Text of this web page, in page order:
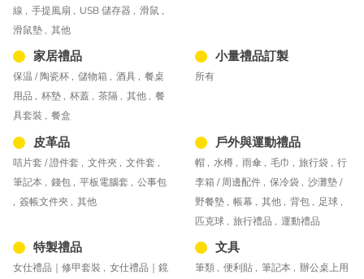
線 , 手提風扇 , USB 儲存器 , 滑鼠 ,
滑鼠墊 , 其他
家居禮品
保温 / 陶瓷杯 , 儲物箱 , 酒具 , 餐桌
用品 , 杯墊 , 杯蓋 , 茶隔 , 其他 , 餐
具套裝 , 餐盒
小量禮品訂製
所有
皮革品
咭片套 / 證件套 , 文件夾 , 文件套 ,
筆記本 , 錢包 , 平板電腦套 , 公事包
, 簽帳文件夾 , 其他
戶外與運動禮品
帽 , 水樽 , 雨傘 , 毛巾 , 旅行袋 , 行
李箱 / 周邊配件 , 保冷袋 , 沙灘墊 /
野餐墊 , 帳幕 , 其他 , 背包 , 足球 ,
匹克球 , 旅行禮品 , 運動禮品
特製禮品
女仕禮品｜修甲套裝 , 女仕禮品｜鏡
文具
筆類 , 便利貼 , 筆記本 , 辦公桌上用